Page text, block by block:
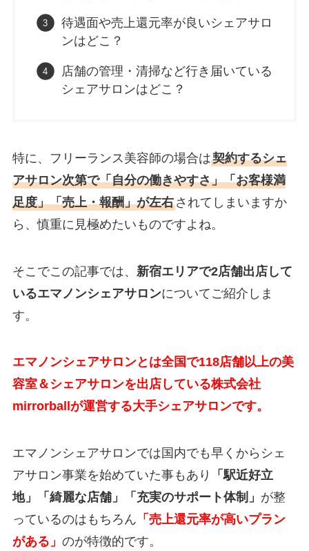
待遇面や売上還元率が良いシェアサロ
ンはどこ？
店舗の管理・清掃など行き届いている
シェアサロンはどこ？
特に、フリーランス美容師の場合は契約するシェ
アサロン次第で「自分の働きやすさ」「お客様満
足度」「売上・報酬」が左右されてしまいますか
ら、慎重に見極めたいものですよね。
そこでこの記事では、 新宿エリアで2店舗出店して
いるエマノンシェアサロンについてご紹介しま
す。
エマノンシェアサロンとは全国で118店舗以上の美
容室＆シェアサロンを出店している株式会社
mirrorballが運営する大手シェアサロンです。
エマノンシェアサロンでは国内でも早くからシェ
アサロン事業を始めていた事もあり
「駅近好立
地」「綺麗な店舗」「充実のサポート体制」 が整
っているのはもちろん 「売上還元率が高いプラン
がある」 のが特徴的です。